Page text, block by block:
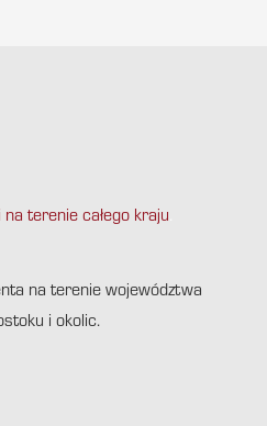
terenie całego kraju
na terenie województwa
i okolic.